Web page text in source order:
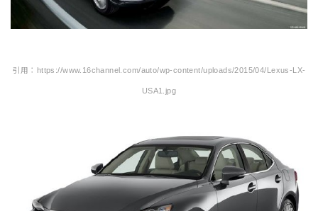
引用：https://www.16channel.com/auto/wp-content/uploads/2015/04/Lexus-LX-
USA1.jpg